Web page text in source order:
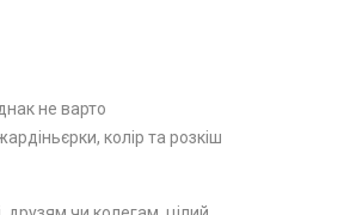
не варто
колір та розкіш